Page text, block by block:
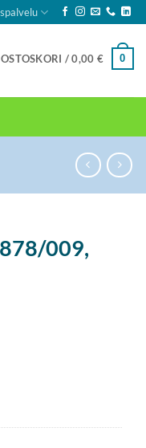
OSTOSKORI /0,00 € 0
009,